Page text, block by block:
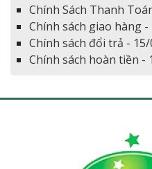
Chính Sách Thanh
Chính sách giao hàng -
Chính sách đổi trả -
Chính sách hoàn tiền -